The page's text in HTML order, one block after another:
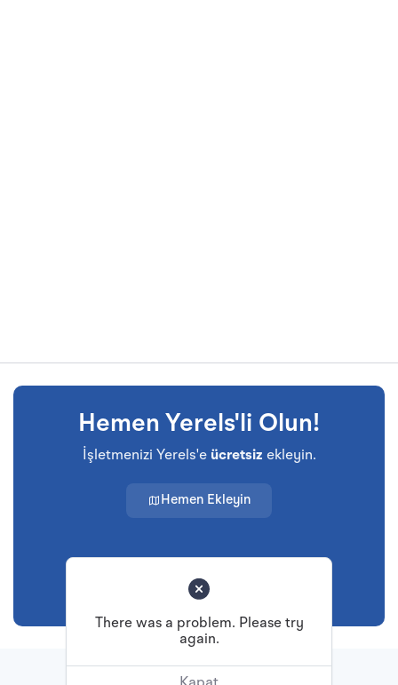
Hemen Yerels'li Olun!
İşletmenizi Yerels'e ücretsiz ekleyin.
Hemen Ekleyin
There was a problem. Please try
again.